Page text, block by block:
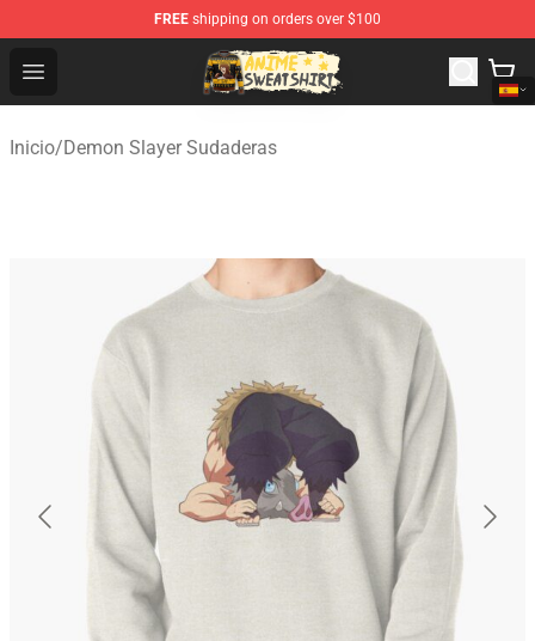
FREE shipping on orders over $100
Open menu
Anime Sweatshirts Store - The Best Store for Anime Fans
Inicio/Demon Slayer Sudaderas